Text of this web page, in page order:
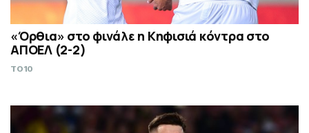
«Όρθια» στο φινάλε η Κηφισιά κόντρα στο
ΑΠΟΕΛ (2-2)
TO10